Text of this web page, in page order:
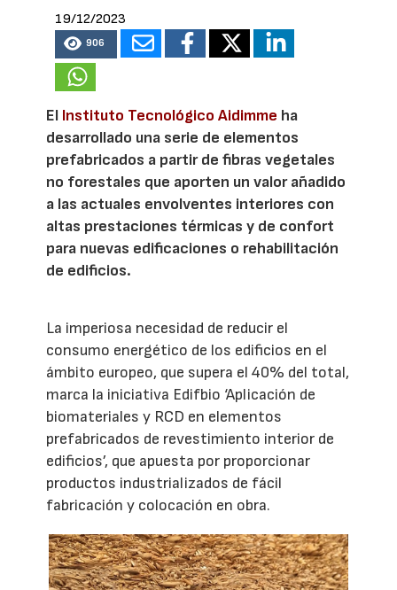
19/12/2023
906
El Instituto Tecnológico Aidimme ha
desarrollado una serie de elementos
prefabricados a partir de fibras vegetales
no forestales que aporten un valor añadido
a las actuales envolventes interiores con
altas prestaciones térmicas y de confort
para nuevas edificaciones o rehabilitación
de edificios.
La imperiosa necesidad de reducir el
consumo energético de los edificios en el
ámbito europeo, que supera el 40% del total,
marca la iniciativa Edifbio ‘Aplicación de
biomateriales y RCD en elementos
prefabricados de revestimiento interior de
edificios’, que apuesta por proporcionar
productos industrializados de fácil
fabricación y colocación en obra.